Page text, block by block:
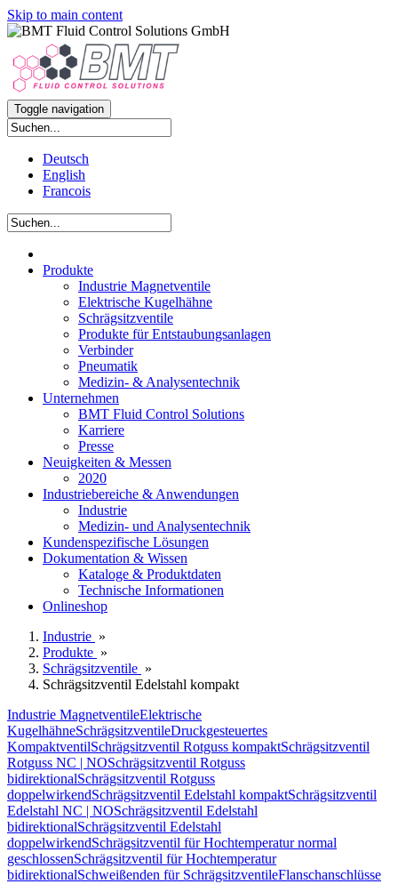
Skip to main content
Toggle navigation
Deutsch
English
Francois
Produkte
Industrie Magnetventile
Elektrische Kugelhähne
Schrägsitzventile
Produkte für Entstaubungsanlagen
Verbinder
Pneumatik
Medizin- & Analysentechnik
Unternehmen
BMT Fluid Control Solutions
Karriere
Presse
Neuigkeiten & Messen
2020
Industriebereiche & Anwendungen
Industrie
Medizin- und Analysentechnik
Kundenspezifische Lösungen
Dokumentation & Wissen
Kataloge & Produktdaten
Technische Informationen
Onlineshop
Industrie »
Produkte »
Schrägsitzventile »
Schrägsitzventil Edelstahl kompakt
Industrie MagnetventileElektrische
KugelhähneSchrägsitzventileDruckgesteuertes
KompaktventilSchrägsitzventil Rotguss kompaktSchrägsitzventil
Rotguss NC | NOSchrägsitzventil Rotguss
bidirektionalSchrägsitzventil Rotguss
doppelwirkendSchrägsitzventil Edelstahl kompaktSchrägsitzventil
Edelstahl NC | NOSchrägsitzventil Edelstahl
bidirektionalSchrägsitzventil Edelstahl
doppelwirkendSchrägsitzventil für Hochtemperatur normal
geschlossenSchrägsitzventil für Hochtemperatur
bidirektionalSchweißenden für SchrägsitzventileFlanschanschlüsse